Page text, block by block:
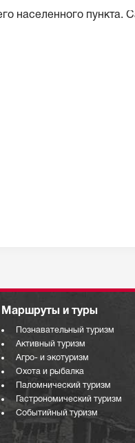
населенного пункта.
Маршруты и туры
Познавательный туризм
Активный туризм
Агро- и экотуризм
Охота и рыбалка
Паломнический туризм
Гастрономический туризм
Событийный туризм